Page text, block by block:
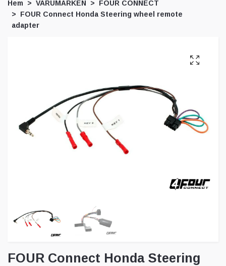
Hem VARUMÄRKEN
FOUR CONNECT
FOUR Connect Honda Steering wheel remote
adapter
FOUR Connect Honda Steering